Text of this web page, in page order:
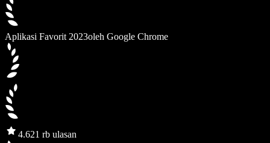
Aplikasi Favorit 2023oleh Google Chrome
4.621 rb ulasan